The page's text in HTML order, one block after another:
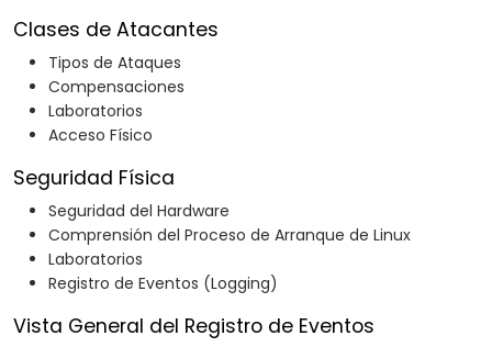
Clases de Atacantes
Tipos de Ataques
Compensaciones
Laboratorios
Acceso Físico
Seguridad Física
Seguridad del Hardware
Comprensión del Proceso de Arranque de Linux
Laboratorios
Registro de Eventos (Logging)
Vista General del Registro de Eventos